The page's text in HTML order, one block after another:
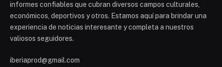
informes confiables que cubran diversos campos culturales,
económicos, deportivos y otros. Estamos aquí para brindar una
experiencia de noticias interesante y completa a nuestros
valiosos seguidores.
iberiaprod@gmail.com